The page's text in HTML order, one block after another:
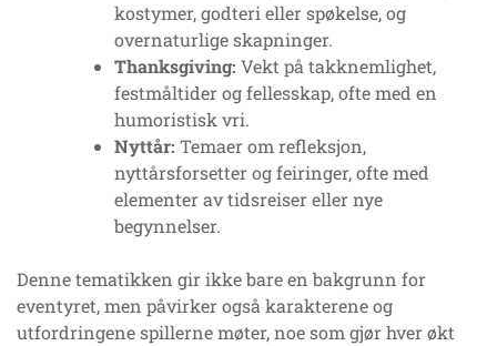
kostymer, godteri eller spøkelse, og
overnaturlige skapninger.
Thanksgiving: Vekt på takknemlighet,
festmåltider og fellesskap, ofte med en
humoristisk vri.
Nyttår: Temaer om refleksjon,
nyttårsforsetter og feiringer, ofte med
elementer av tidsreiser eller nye
begynnelser.
Denne tematikken gir ikke bare en bakgrunn for
eventyret, men påvirker også karakterene og
utfordringene spillerne møter, noe som gjør hver økt